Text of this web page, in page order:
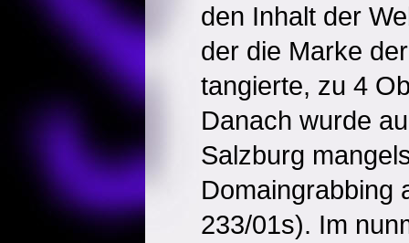
den Inhalt der
der die Marke
tangierte, zu 4
Danach wurde
Salzburg
Domaingrabbing
233/01s). Im